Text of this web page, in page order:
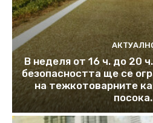
В неделя от 16 ч. до 20
безопасността ще се
на тежкотоварните